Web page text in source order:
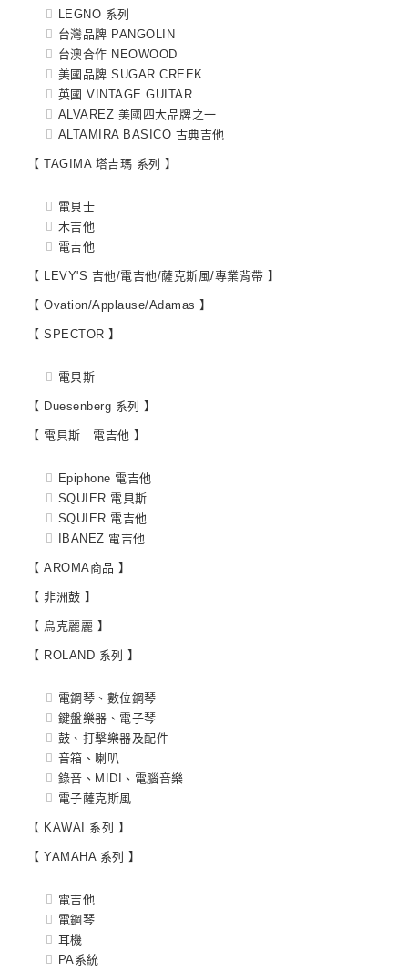
LEGNO 系列
台灣品牌 PANGOLIN
台澳合作 NEOWOOD
美國品牌 SUGAR CREEK
英國 VINTAGE GUITAR
ALVAREZ 美國四大品牌之一
ALTAMIRA BASICO 古典吉他
【 TAGIMA 塔吉瑪 系列 】
電貝士
木吉他
電吉他
【 LEVY'S 吉他/電吉他/薩克斯風/專業背帶 】
【 Ovation/Applause/Adamas 】
【 SPECTOR 】
電貝斯
【 Duesenberg 系列 】
【 電貝斯｜電吉他 】
Epiphone 電吉他
SQUIER 電貝斯
SQUIER 電吉他
IBANEZ 電吉他
【 AROMA商品 】
【 非洲鼓 】
【 烏克麗麗 】
【 ROLAND 系列 】
電鋼琴、數位鋼琴
鍵盤樂器、電子琴
鼓、打擊樂器及配件
音箱、喇叭
錄音、MIDI、電腦音樂
電子薩克斯風
【 KAWAI 系列 】
【 YAMAHA 系列 】
電吉他
電鋼琴
耳機
PA系統